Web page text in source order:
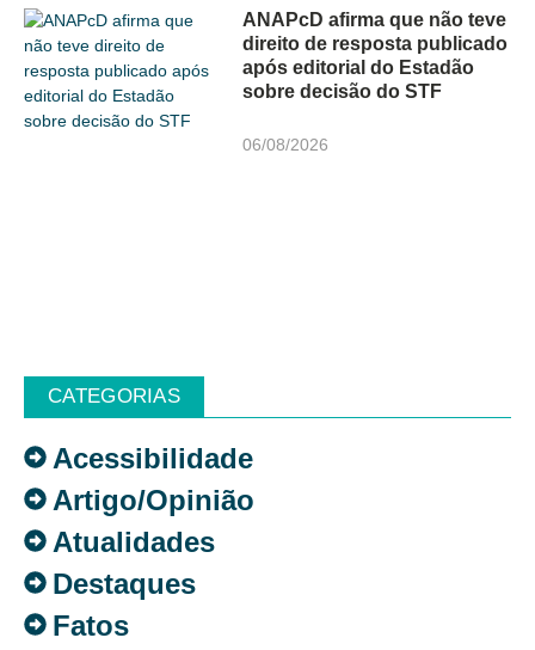
ANAPcD afirma que não teve
direito de resposta publicado
após editorial do Estadão
sobre decisão do STF
06/08/2026
CATEGORIAS
Acessibilidade
Artigo/Opinião
Atualidades
Destaques
Fatos